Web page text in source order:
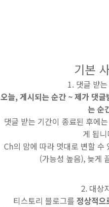
기본
댓글 받
오늘, 게시되는 순간 ~ 제가 댓
는 순
댓글 받는 기간이 종료된 후에
게 됩
Ch의 맘에 따라 멋대로 변할 수
(가능성 높음), 늦게
대상
티스토리 블로그를 정상적으